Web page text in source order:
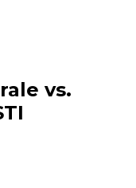
vs.